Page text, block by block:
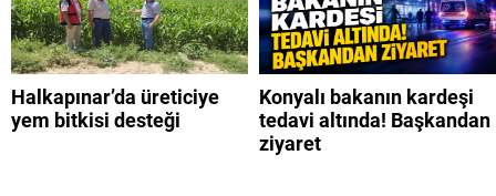
Halkapınar’da üreticiye
yem bitkisi desteği
Konyalı bakanın kardeşi
tedavi altında! Başkandan
ziyaret